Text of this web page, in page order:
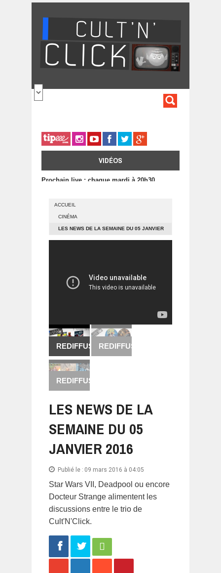
VIDÉOS
Prochain live : chaque mardi à 20h30
ACCUEIL
CINÉMA
LES NEWS DE LA SEMAINE DU 05 JANVIER
2016
REDIFFUSIONREDIFFUSION
REDIFFUSION
LES NEWS DE LA
SEMAINE DU 05
JANVIER 2016
Publié le : 09 mars 2016 à 04:05
Star Wars VII, Deadpool ou encore
Docteur Strange alimentent les
discussions entre le trio de
Cult'N'Click.